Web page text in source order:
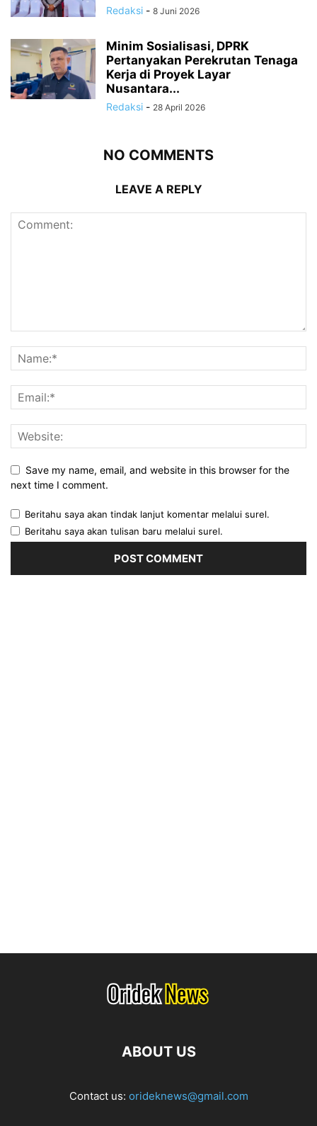
Redaksi - 8 Juni 2026
Minim Sosialisasi, DPRK
Pertanyakan Perekrutan Tenaga
Kerja di Proyek Layar
Nusantara...
Redaksi - 28 April 2026
NO COMMENTS
LEAVE A REPLY
Save my name, email, and website in this browser for the
next time I comment.
Beritahu saya akan tindak lanjut komentar melalui surel.
Beritahu saya akan tulisan baru melalui surel.
ABOUT US
Contact us: orideknews@gmail.com